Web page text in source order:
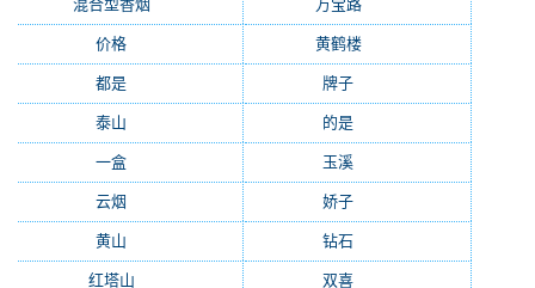
混合型香烟 万宝路(331)
价格 黄鹤楼(315)
都是 牌子
泰山 的是
一盒 玉溪
云烟 娇子
黄山 钻石
红塔山 双喜